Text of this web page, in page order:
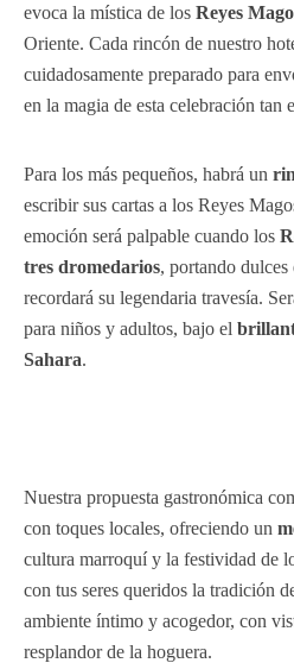
evoca la mística de los Reyes
Oriente. Cada rincón de nuestro
cuidadosamente preparado para
en la magia de esta celebración tan
Para los más pequeños, habrá un
escribir sus cartas a los Reyes
emoción será palpable cuando los
tres dromedarios, portando dulces
recordará su legendaria travesía.
para niños y adultos, bajo el
Sahara.
Nuestra propuesta gastronómica
con toques locales, ofreciendo un
cultura marroquí y la festividad de
con tus seres queridos la tradición
ambiente íntimo y acogedor, con
resplandor de la hoguera.